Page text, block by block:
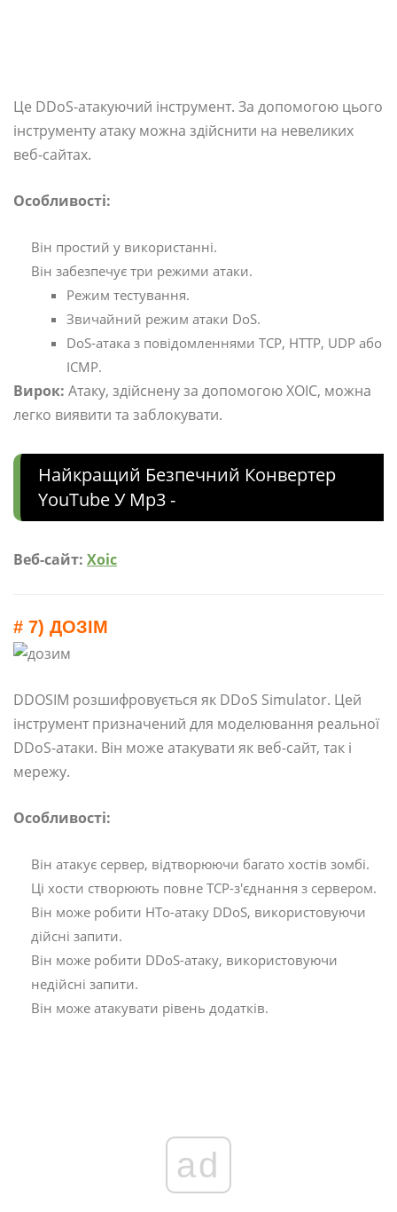
Це DDoS-атакуючий інструмент. За допомогою цього
інструменту атаку можна здійснити на невеликих
веб-сайтах.
Особливості:
Він простий у використанні.
Він забезпечує три режими атаки.
Режим тестування.
Звичайний режим атаки DoS.
DoS-атака з повідомленнями TCP, HTTP, UDP або
ICMP.
Вирок: Атаку, здійснену за допомогою XOIC, можна
легко виявити та заблокувати.
Найкращий Безпечний Конвертер
YouTube У Mp3 -
Веб-сайт: Xoic
# 7) ДОЗІМ
DDOSIM розшифровується як DDoS Simulator. Цей
інструмент призначений для моделювання реальної
DDoS-атаки. Він може атакувати як веб-сайт, так і
мережу.
Особливості:
Він атакує сервер, відтворюючи багато хостів зомбі.
Ці хости створюють повне TCP-з'єднання з сервером.
Він може робити HTo-атаку DDoS, використовуючи
дійсні запити.
Він може робити DDoS-атаку, використовуючи
недійсні запити.
Він може атакувати рівень додатків.
ad